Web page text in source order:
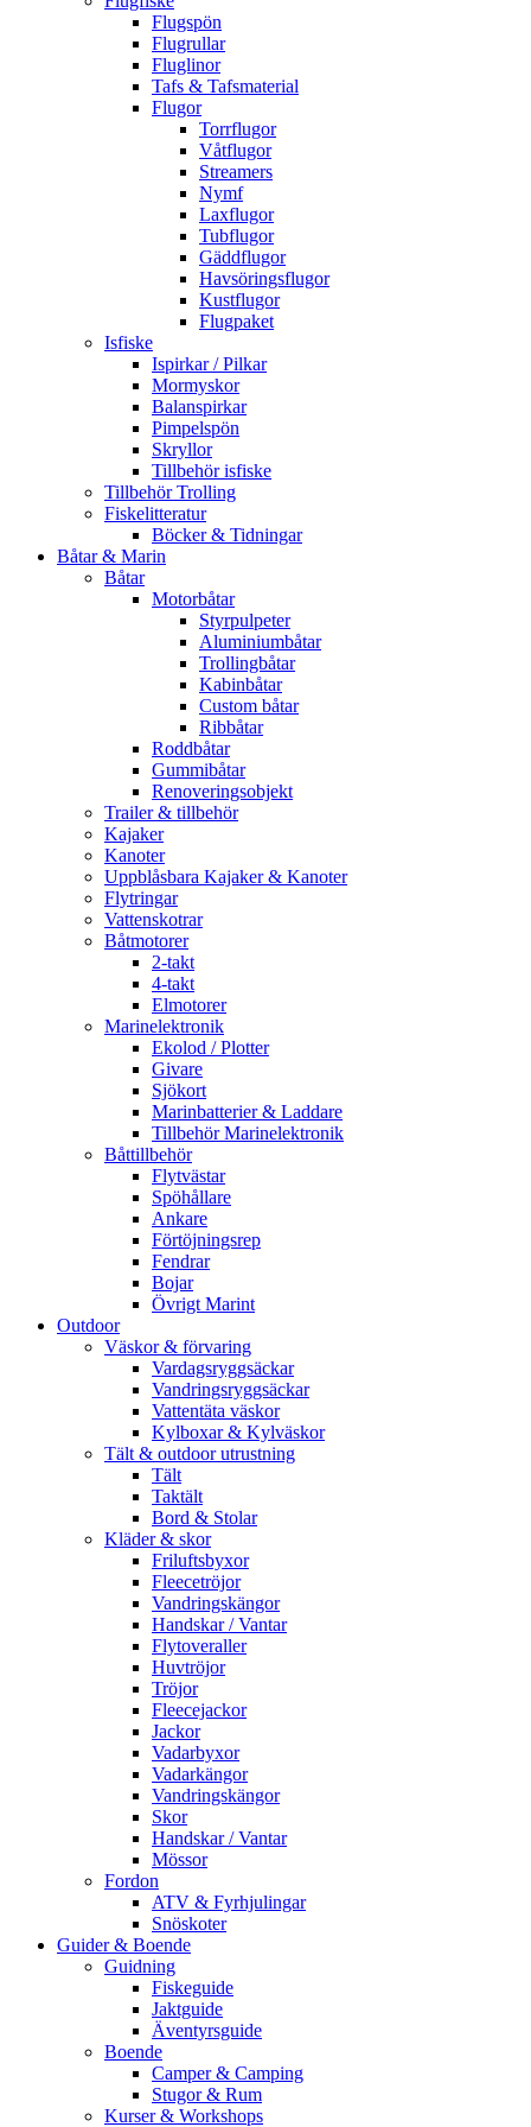
Flugspön
Flugrullar
Fluglinor
Tafs & Tafsmaterial
Flugor
Torrflugor
Våtflugor
Streamers
Nymf
Laxflugor
Tubflugor
Gäddflugor
Havsöringsflugor
Kustflugor
Flugpaket
Isfiske
Ispirkar / Pilkar
Mormyskor
Balanspirkar
Pimpelspön
Skryllor
Tillbehör isfiske
Tillbehör Trolling
Fiskelitteratur
Böcker & Tidningar
Båtar & Marin
Båtar
Motorbåtar
Styrpulpeter
Aluminiumbåtar
Trollingbåtar
Kabinbåtar
Custom båtar
Ribbåtar
Roddbåtar
Gummibåtar
Renoveringsobjekt
Trailer & tillbehör
Kajaker
Kanoter
Uppblåsbara Kajaker & Kanoter
Flytringar
Vattenskotrar
Båtmotorer
2-takt
4-takt
Elmotorer
Marinelektronik
Ekolod / Plotter
Givare
Sjökort
Marinbatterier & Laddare
Tillbehör Marinelektronik
Båttillbehör
Flytvästar
Spöhållare
Ankare
Förtöjningsrep
Fendrar
Bojar
Övrigt Marint
Outdoor
Väskor & förvaring
Vardagsryggsäckar
Vandringsryggsäckar
Vattentäta väskor
Kylboxar & Kylväskor
Tält & outdoor utrustning
Tält
Taktält
Bord & Stolar
Kläder & skor
Friluftsbyxor
Fleecetröjor
Vandringskängor
Handskar / Vantar
Flytoveraller
Huvtröjor
Tröjor
Fleecejackor
Jackor
Vadarbyxor
Vadarkängor
Vandringskängor
Skor
Handskar / Vantar
Mössor
Fordon
ATV & Fyrhjulingar
Snöskoter
Guider & Boende
Guidning
Fiskeguide
Jaktguide
Äventyrsguide
Boende
Camper & Camping
Stugor & Rum
Kurser & Workshops